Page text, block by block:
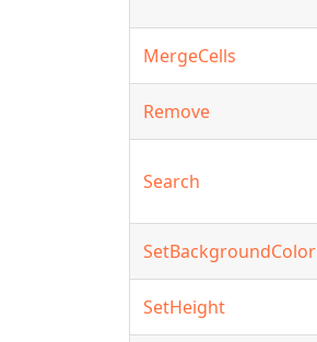
MergeCells
Remove
Search
SetBackgroundColor
SetHeight